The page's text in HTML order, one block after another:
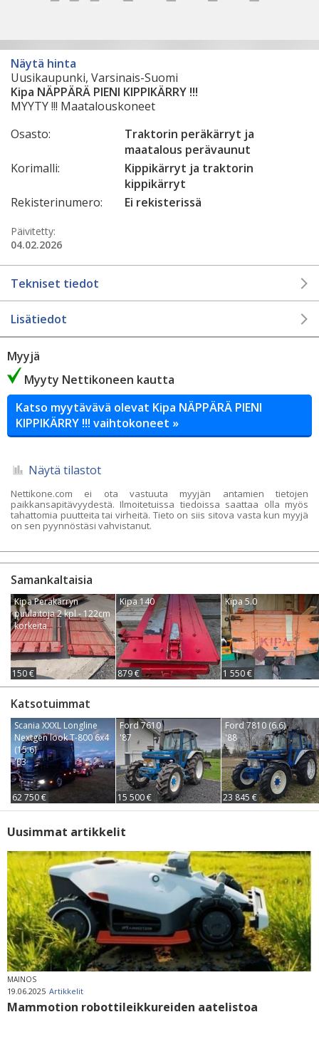
Näytä hinta
Uusikaupunki, Varsinais-Suomi
Kipa NÄPPÄRÄ PIENI KIPPIKÄRRY !!!
MYYTY !!! Maatalouskoneet
Osasto:
Traktorin peräkärryt ja
maatalous perävaunut
Korimalli:
Kippikärryt ja traktorin
kippikärryt
Rekisterinumero:
Ei rekisterissä
Päivitetty:
04.02.2026
Tekniset tiedot
Lisätiedot
Myyjä
Myyty Nettikoneen kautta
Katso myytävävä olevat Kipa NÄPPÄRÄ PIENI
KIPPIKÄRRY !!! vaihtokoneet »
Näytä tilastot
Nettikone.com ei ota vastuuta myyjän antamien tietojen
paikkansapitävyydestä. Ilmoitetuissa tiedoissa saattaa olla myös
tahattomia puutteita tai virheitä. Tieto on siis sitova vasta kun myyjä
on sen pyynnöstäsi vahvistanut.
Samankaltaisia
Kipa Peräkärryn
puulaitoja 2 kpl - 122cm
korkeita
150 €
Kipa 140
879 €
Kipa 5.0
1 550 €
Katsotuimmat
Scania XXXL Longline
Nextgen look T-800 6x4
(15.6)
'03
62 750 €
Ford 7610
'87
15 500 €
Ford 7810 (6.6)
'88
23 845 €
Uusimmat artikkelit
MAINOS
19.06.2025 Artikkelit
Mammotion robottileikkureiden aatelistoa